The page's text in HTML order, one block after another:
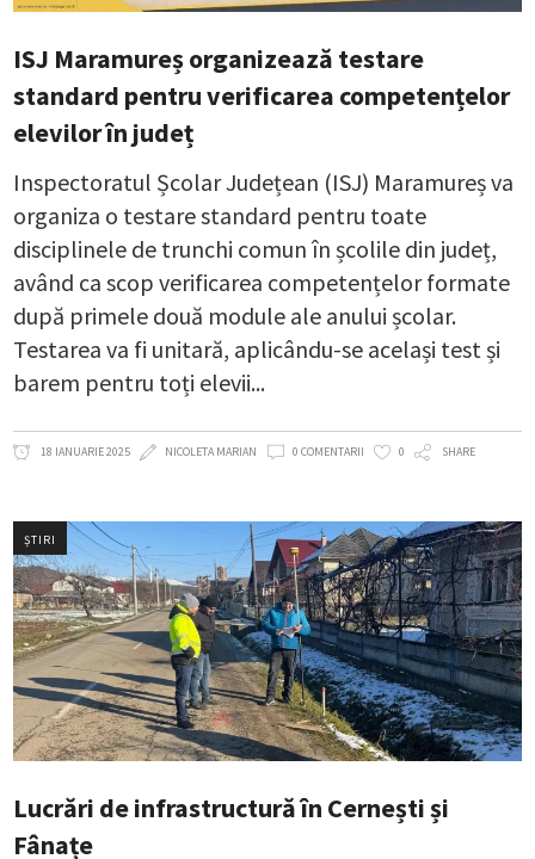
ISJ Maramureș organizează testare
standard pentru verificarea competențelor
elevilor în județ
Inspectoratul Școlar Județean (ISJ) Maramureș va
organiza o testare standard pentru toate
disciplinele de trunchi comun în școlile din județ,
având ca scop verificarea competențelor formate
după primele două module ale anului școlar.
Testarea va fi unitară, aplicându-se același test și
barem pentru toți elevii
18 IANUARIE 2025 NICOLETA MARIAN 0 COMENTARII 0 SHARE
ȘTIRI
Lucrări de infrastructură în Cernești și
Fânațe